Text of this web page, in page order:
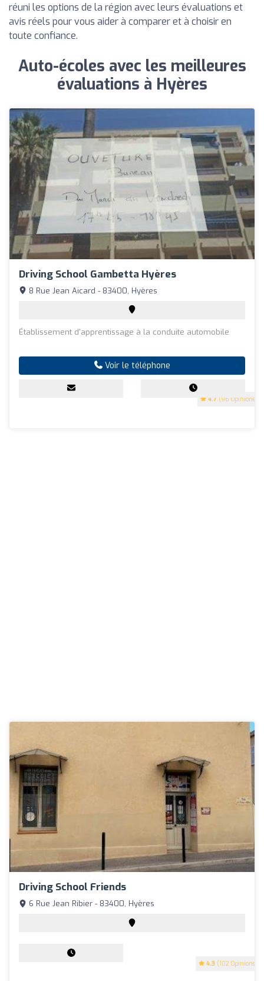
réuni les options de la région avec leurs évaluations et
avis réels pour vous aider à comparer et à choisir en
toute confiance.
Auto-écoles avec les meilleures
évaluations à Hyères
Driving School Gambetta Hyères
4.7 (96 Opinions)
8 Rue Jean Aicard - 83400, Hyères
Établissement d'apprentissage à la conduite automobile
Voir le téléphone
Driving School Friends
4.3 (102 Opinions)
6 Rue Jean Ribier - 83400, Hyères